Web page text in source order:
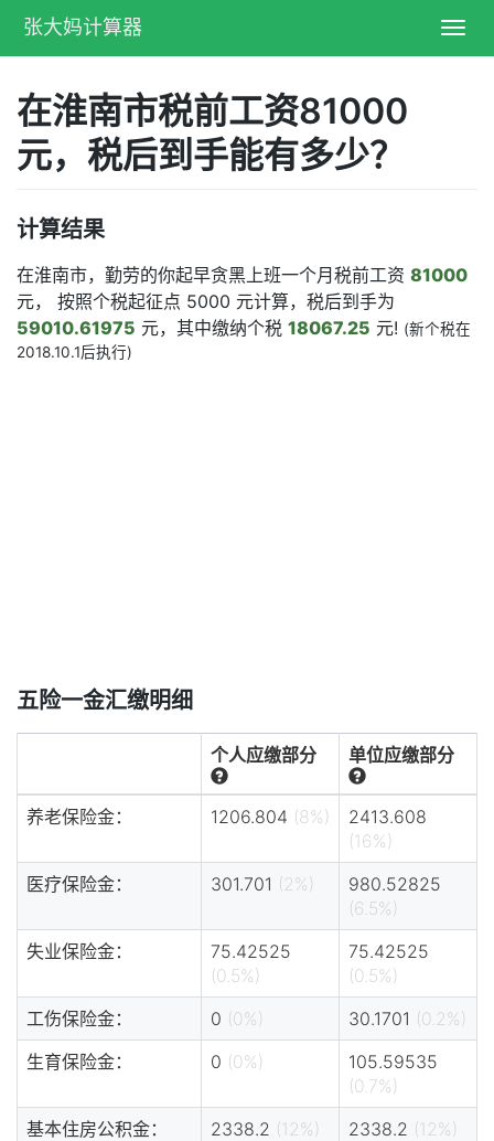
张大妈计算器
在淮南市税前工资81000
元，税后到手能有多少？
计算结果
在淮南市，勤劳的你起早贪黑上班一个月税前工资 81000
元， 按照个税起征点 5000 元计算，税后到手为
59010.61975 元，其中缴纳个税 18067.25 元! (新个税在
2018.10.1后执行)
五险一金汇缴明细
个人应缴部分 单位应缴部分
养老保险金： 1206.804 (8%)
2413.608
(16%)
医疗保险金：
301.701 (2%)
980.52825
(6.5%)
失业保险金：
75.42525
(0.5%)
75.42525
(0.5%)
工伤保险金：
0 (0%) 30.1701 (0.2%)
生育保险金：
0 (0%)
105.59535
(0.7%)
基本住房公积金：
2338.2 (12%) 2338.2 (12%)